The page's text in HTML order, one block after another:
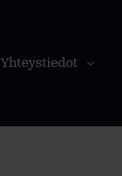
Yhteystiedot